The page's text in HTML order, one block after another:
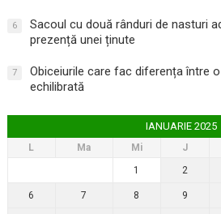
6
Sacoul cu două rânduri de nasturi
prezență unei ținute
7
Obiceiurile care fac diferența între
echilibrată
IANUARIE 2025
L Ma Mi J
1
2
6 7 8 9